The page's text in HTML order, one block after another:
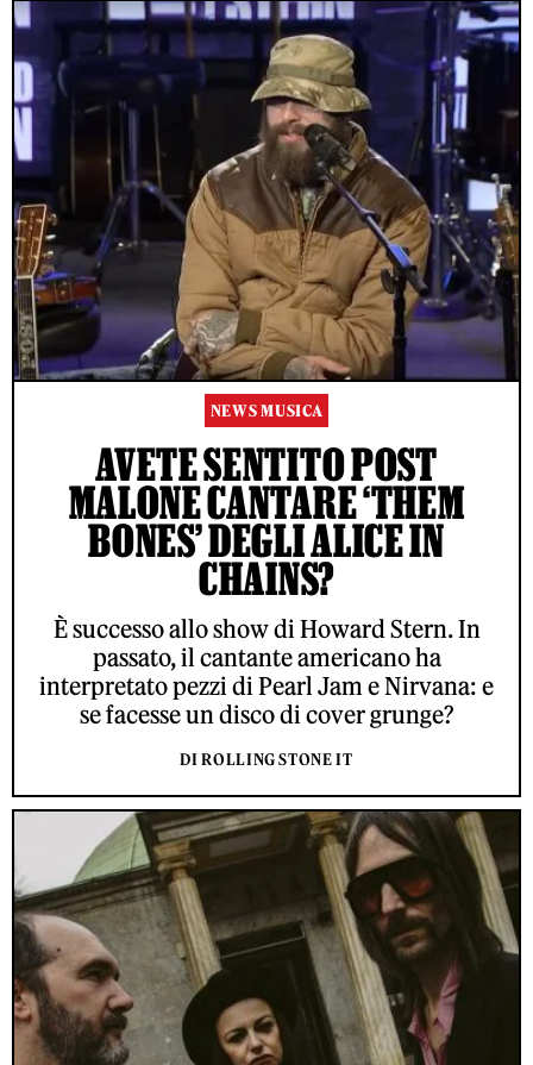
NEWS MUSICA
AVETE SENTITO POST
MALONE CANTARE ‘THEM
BONES’ DEGLI ALICE IN
CHAINS?
È successo allo show di Howard Stern. In
passato, il cantante americano ha
interpretato pezzi di Pearl Jam e Nirvana: e
se facesse un disco di cover grunge?
DI ROLLING STONE IT